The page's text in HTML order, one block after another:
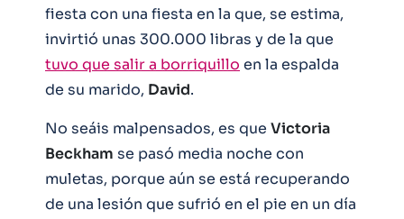
fiesta con una fiesta en la que, se estima,
invirtió unas 300.000 libras y de la que
tuvo que salir a borriquillo en la espalda
de su marido, David.
No seáis malpensados, es que Victoria
Beckham se pasó media noche con
muletas, porque aún se está recuperando
de una lesión que sufrió en el pie en un día